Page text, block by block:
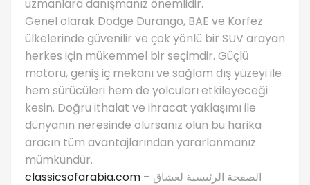
uzmanlara danışmanız önemlidir.
Genel olarak Dodge Durango, BAE ve Körfez
ülkelerinde güvenilir ve çok yönlü bir SUV arayan
herkes için mükemmel bir seçimdir. Güçlü
motoru, geniş iç mekanı ve sağlam dış yüzeyi ile
hem sürücüleri hem de yolcuları etkileyeceği
kesin. Doğru ithalat ve ihracat yaklaşımı ile
dünyanın neresinde olursanız olun bu harika
aracın tüm avantajlarından yararlanmanız
mümkündür.
classicsofarabia.com – الصفحة الرئيسية لعشاق